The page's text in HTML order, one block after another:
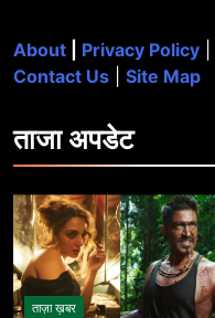
About Privacy Policy
Contact Us
Site Map
ताजाअपडेट
ताज़ा ख़बर